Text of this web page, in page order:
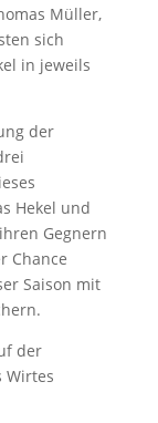
Müller,
sich
in jeweils
der
Hekel und
Gegnern
Chance
Saison mit
der
Wirtes